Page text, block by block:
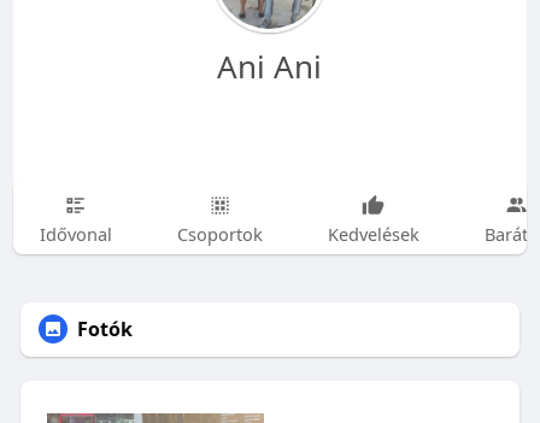
Ani Ani
Idővonal Csoportok Kedvelések
Fotók